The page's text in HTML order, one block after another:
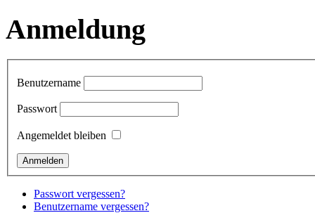
Anmeldung
Benutzername
Passwort
Angemeldet bleiben
Passwort vergessen?
Benutzername vergessen?